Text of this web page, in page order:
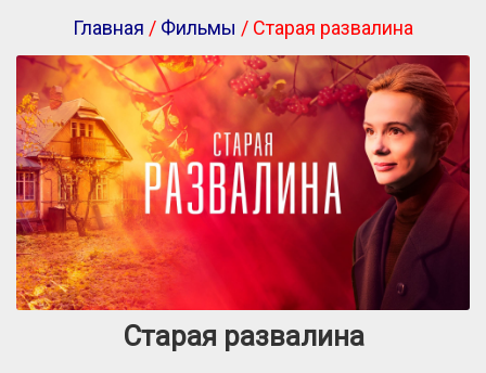
Главная / Фильмы / Старая развалина
Старая развалина